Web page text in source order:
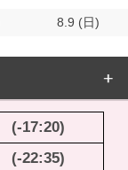
8.9 (日)
(-17:20)
(-22:35)